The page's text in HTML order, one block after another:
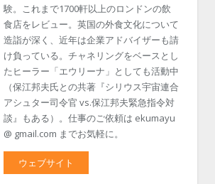
験。これまで1700軒以上のロンドンの飲
食店をレビュー。英国の外食文化について
造詣が深く、近年は企業アドバイザーも請
け負っている。チャネリングをベースとし
たヒーラー「エウリーナ」としても活動中
（保江邦夫氏との共著『シリウス宇宙連合
アシュター司令官 vs.保江邦夫緊急指令対
談』もある）。仕事のご依頼は ekumayu
@ gmail.com までお気軽に。
ウェブサイト